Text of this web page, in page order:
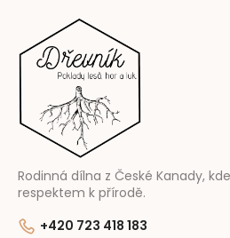
Rodinná dílna z České Kanady,
respektem k přírodě.
+420 723 418 183